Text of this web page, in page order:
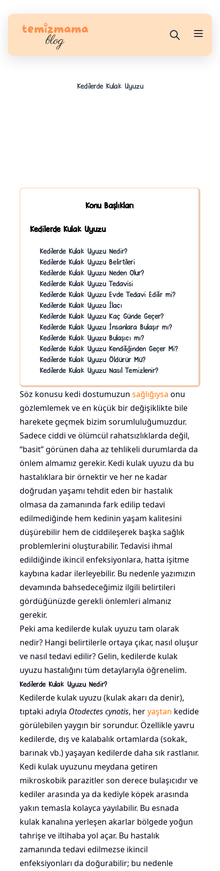
Kedilerde Kulak Uyuzu
Konu Başlıkları
Kedilerde Kulak Uyuzu
Kedilerde Kulak Uyuzu Nedir?
Kedilerde Kulak Uyuzu Belirtileri
Kedilerde Kulak Uyuzu Neden Olur?
Kedilerde Kulak Uyuzu Tedavisi
Kedilerde Kulak Uyuzu Evde Tedavi Edilir mi?
Kedilerde Kulak Uyuzu İlacı
Kedilerde Kulak Uyuzu Kaç Günde Geçer?
Kedilerde Kulak Uyuzu İnsanlara Bulaşır mı?
Kedilerde Kulak Uyuzu Bulaşıcı mı?
Kedilerde Kulak Uyuzu Kendiliğinden Geçer Mi?
Kedilerde Kulak Uyuzu Öldürür Mü?
Kedilerde Kulak Uyuzu Nasıl Temizlenir?
Söz konusu kedi dostumuzun sağlığıysa onu
gözlemlemek ve en küçük bir değişiklikte bile
harekete geçmek bizim sorumluluğumuzdur.
Sadece ciddi ve ölümcül rahatsızlıklarda değil,
“basit” görünen daha az tehlikeli durumlarda da
önlem almamız gerekir. Kedi kulak uyuzu da bu
hastalıklara bir örnektir ve her ne kadar
doğrudan yaşamı tehdit eden bir hastalık
olmasa da zamanında fark edilip tedavi
edilmediğinde hem kedinin yaşam kalitesini
düşürebilir hem de ciddileşerek başka sağlık
problemlerini oluşturabilir. Tedavisi ihmal
edildiğinde ikincil enfeksiyonlara, hatta işitme
kaybına kadar ilerleyebilir. Bu nedenle yazımızın
devamında bahsedeceğimiz ilgili belirtileri
gördüğünüzde gerekli önlemleri almanız
gerekir.
Peki ama kedilerde kulak uyuzu tam olarak
nedir? Hangi belirtilerle ortaya çıkar, nasıl oluşur
ve nasıl tedavi edilir? Gelin, kedilerde kulak
uyuzu hastalığını tüm detaylarıyla öğrenelim.
Kedilerde Kulak Uyuzu Nedir?
Kedilerde kulak uyuzu (kulak akarı da denir),
tıptaki adıyla Otodectes cynotis, heryaştan kedide
görülebilen yaygın bir sorundur. Özellikle yavru
kedilerde, dış ve kalabalık ortamlarda (sokak,
barınak vb.) yaşayan kedilerde daha sık rastlanır.
Kedi kulak uyuzunu meydana getiren
mikroskobik parazitler son derece bulaşıcıdır ve
kediler arasında ya da kediyle köpek arasında
yakın temasla kolayca yayılabilir. Bu esnada
kulak kanalına yerleşen akarlar bölgede yoğun
tahrişe ve iltihaba yol açar. Bu hastalık
zamanında tedavi edilmezse ikincil
enfeksiyonları da doğurabilir; bu nedenle